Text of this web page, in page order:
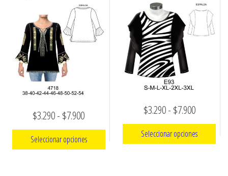
$3.290- $7.900Rango
de
precios:
Seleccionar opciones
$3.290- $7.900Rango
de
precios:
Seleccionar opciones